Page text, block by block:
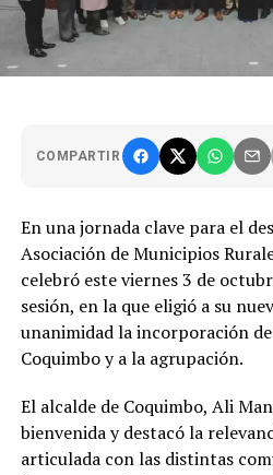
COMPARTIR
En una jornada clave para el
Asociación de Municipios
celebró este viernes 3 de
sesión, en la que eligió a su
unanimidad la incorporación
Coquimbo y a la agrupación.
El alcalde de Coquimbo, Ali
bienvenida y destacó la
articulada con las distintas